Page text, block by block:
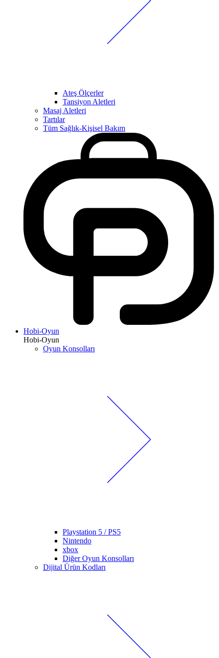
Ateş Ölçerler
Tansiyon Aletleri
Masaj Aletleri
Tartılar
Tüm Sağlık-Kişisel Bakım
Hobi-Oyun
Hobi-Oyun
Oyun Konsolları
Playstation 5 / PS5
Nintendo
xbox
Diğer Oyun Konsolları
Dijital Ürün Kodları